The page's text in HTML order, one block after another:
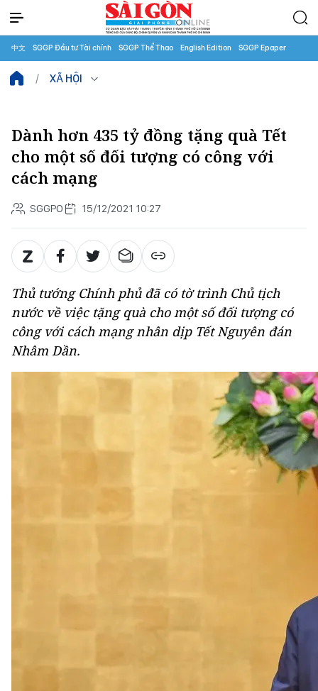
中文 SGGP Đầu tư Tài chính SGGP Thể Thao English Edition SGGP Epaper
XÃ HỘI
Dành hơn 435 tỷ đồng tặng quà Tết
cho một số đối tượng có công với
cách mạng
SGGPO 15/12/2021 10:27
Thủ tướng Chính phủ đã có tờ trình Chủ tịch
nước về việc tặng quà cho một số đối tượng có
công với cách mạng nhân dịp Tết Nguyên đán
Nhâm Dần.